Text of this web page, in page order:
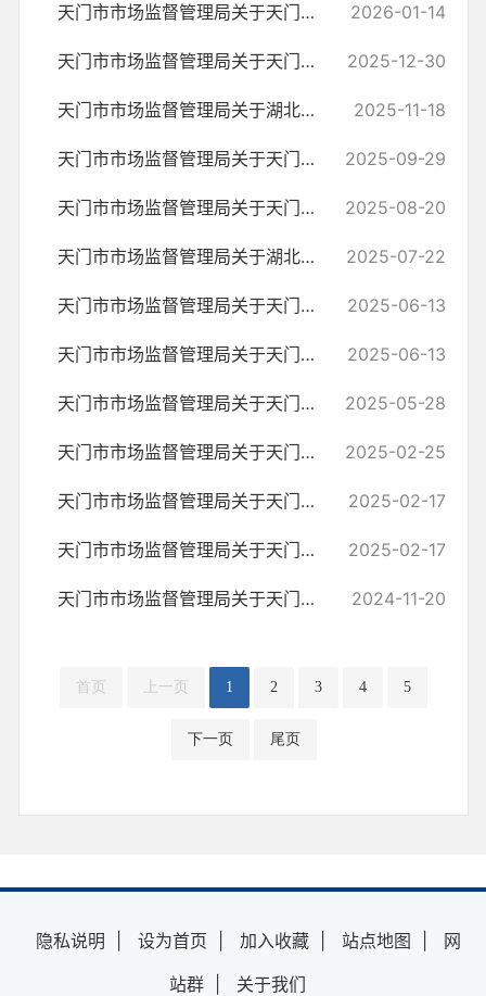
天门市市场监督管理局关于天门市广得调味品厂生产不合格食品核查处置情... 2026-01-14
天门市市场监督管理局关于天门绿源食品有限公司生产经营不合格食品核查... 2025-12-30
天门市市场监督管理局关于湖北渔米情农业有限公司经营不合格食品核查处... 2025-11-18
天门市市场监督管理局关于天门市润泉纯净水厂生产经营不合格食品核查处... 2025-09-29
天门市市场监督管理局关于天门大润发商业有限公司经营不合格食品核查处... 2025-08-20
天门市市场监督管理局关于湖北久鸿食品有限公司生产经营不合格食品核查... 2025-07-22
天门市市场监督管理局关于天门市天天有生态鲜果经营部新城店经营不合格... 2025-06-13
天门市市场监督管理局关于天门市果趣果园综合超市经营不合格食品核查处... 2025-06-13
天门市市场监督管理局关于天门大润发商业有限公司经营不合格食品核查处... 2025-05-28
天门市市场监督管理局关于天门市鑫佳宜购物广场圣水店经营不合格食品核... 2025-02-25
天门市市场监督管理局关于天门绿源食品有限公司生产经营不合格食品核查... 2025-02-17
天门市市场监督管理局关于天门大润发商业有限公司经营不合格食品核查处... 2025-02-17
天门市市场监督管理局关于天门市天南酿酒厂生产经营不合格食品核查处置... 2024-11-20
首页 上一页 1 2 3 4 5
下一页 尾页
隐私说明 设为首页 加入收藏 站点地图
网
站群
关于我们